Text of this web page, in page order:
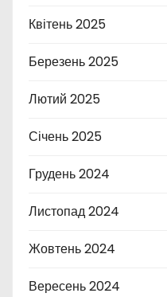
Квітень 2025
Березень 2025
Лютий 2025
Січень 2025
Грудень 2024
Листопад 2024
Жовтень 2024
Вересень 2024